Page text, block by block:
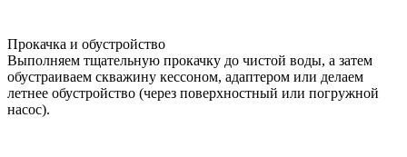
Прокачка и обустройство
Выполняем тщательную прокачку до чистой воды, а затем
обустраиваем скважину кессоном, адаптером или делаем
летнее обустройство (через поверхностный или погружной
насос).